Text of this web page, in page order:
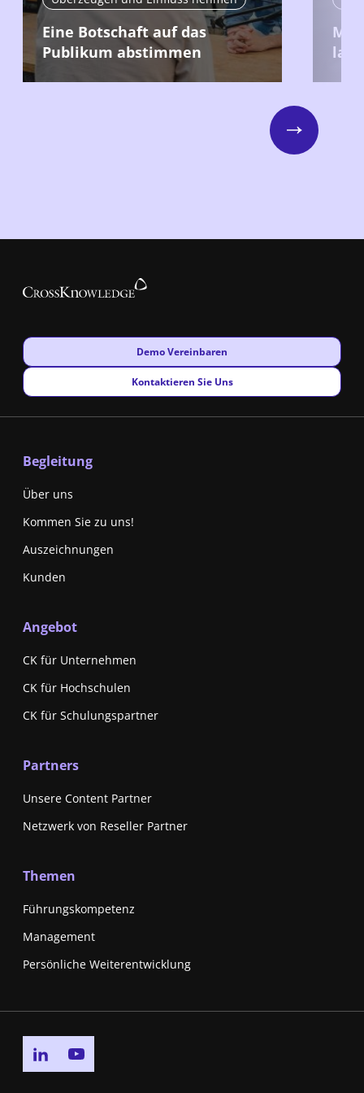
Eine Botschaft auf das
Publikum abstimmen
Mit
Next
New window
Demo Vereinbaren
New window
Kontaktieren Sie Uns
Begleitung
Über uns
Kommen Sie zu uns!
Auszeichnungen
Kunden
Angebot
CK für Unternehmen
CK für Hochschulen
CK für Schulungspartner
Partners
Unsere Content Partner
Netzwerk von Reseller Partner
Themen
Führungskompetenz
Management
Persönliche Weiterentwicklung
Go to linkedin page